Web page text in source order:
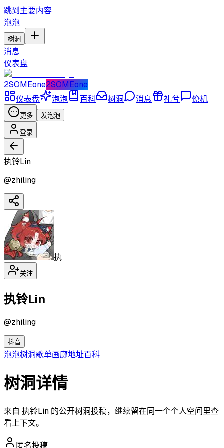
跳到主要内容
泡泡
树洞
消息
仪表盘
2SOMEone2SOMEone
仪表盘
泡泡 百科 树洞 消息 礼兮 僚机
更多 发泡泡
登录
执铃Lin
@zhiling
执
关注
执铃Lin
@zhiling
抖音
泡泡树洞歌单画廊地址百科
树洞详情
来自 执铃Lin 的公开树洞投稿，继续留在同一个个人空间里查
看上下文。
匿名投稿